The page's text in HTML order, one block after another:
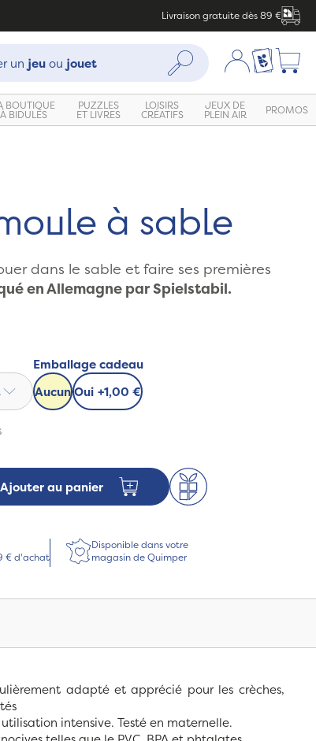
Livraison gratuite dès 89 €
un jeuou jouet Rechercher Mon compte
Ma liste
BOUTIQUE
À BIDULES
PUZZLES
ET LIVRES
LOISIRS
CRÉATIFS
JEUX DE
PLEIN AIR PROMOS
à sable
dans le sable et faire ses premières
en Allemagne par Spielstabil.
Emballage cadeau
AucunOui +1,00 €
Ajouter au panier
€ d'achat
Disponible dans votre
magasin de Quimper
adapté et apprécié pour les crèches,
intensive. Testé en maternelle.